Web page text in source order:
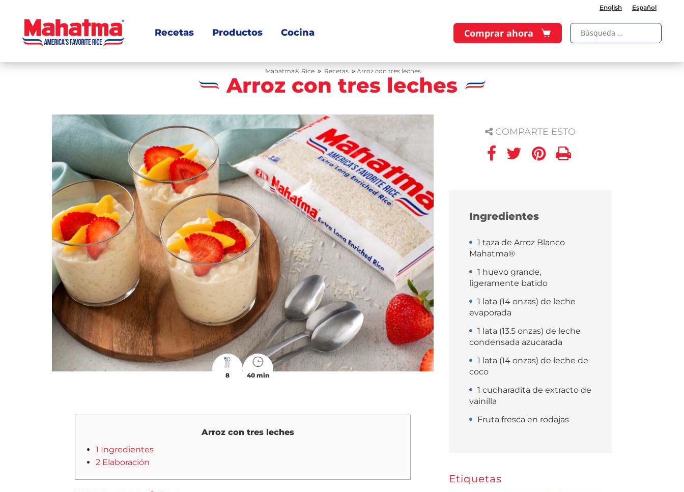
English Español
Recetas Productos Cocina Comprar ahora
Mahatma® Rice » Recetas » Arroz con tres leches
Arroz con tres leches
8 40 min
COMPARTE ESTO
Ingredientes
1 taza de Arroz Blanco
Mahatma®
1 huevo grande,
ligeramente batido
1 lata (14 onzas) de leche
evaporada
1 lata (13.5 onzas) de leche
condensada azucarada
1 lata (14 onzas) de leche de
coco
1 cucharadita de extracto de
vainilla
Fruta fresca en rodajas
Etiquetas
Arroz con tres leches
1 Ingredientes
2 Elaboración